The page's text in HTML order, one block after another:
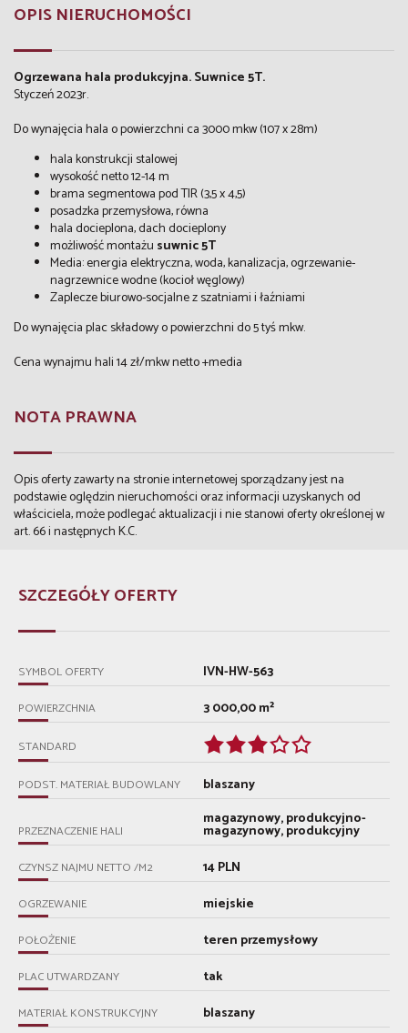
OPIS NIERUCHOMOŚCI
Ogrzewana hala produkcyjna. Suwnice 5T.
Styczeń 2023r.
Do wynajęcia hala o powierzchni ca 3000 mkw (107 x 28m)
hala konstrukcji stalowej
wysokość netto 12-14 m
brama segmentowa pod TIR (3,5 x 4,5)
posadzka przemysłowa, równa
hala docieplona, dach docieplony
możliwość montażu suwnic 5T
Media: energia elektryczna, woda, kanalizacja, ogrzewanie-
nagrzewnice wodne (kocioł węglowy)
Zaplecze biurowo-socjalne z szatniami i łaźniami
Do wynajęcia plac składowy o powierzchni do 5 tyś mkw.
Cena wynajmu hali 14 zł/mkw netto +media
NOTA PRAWNA
Opis oferty zawarty na stronie internetowej sporządzany jest na
podstawie oględzin nieruchomości oraz informacji uzyskanych od
właściciela, może podlegać aktualizacji i nie stanowi oferty określonej w
art. 66 i następnych K.C.
SZCZEGÓŁY OFERTY
SYMBOL OFERTY IVN-HW-563
POWIERZCHNIA 3 000,00 m²
STANDARD
PODST. MATERIAŁ BUDOWLANY blaszany
PRZEZNACZENIE HALI
magazynowy, produkcyjno-
magazynowy, produkcyjny
CZYNSZ NAJMU NETTO /M2 14 PLN
OGRZEWANIE miejskie
POŁOŻENIE teren przemysłowy
PLAC UTWARDZANY tak
MATERIAŁ KONSTRUKCYJNY blaszany